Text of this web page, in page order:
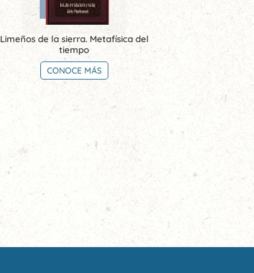
Limeños de la sierra. Metafísica del
tiempo
CONOCE MÁS